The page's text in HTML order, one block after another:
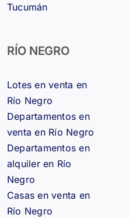
Tucumán
RÍO NEGRO
Lotes en venta en
Río Negro
Departamentos en
venta en Río Negro
Departamentos en
alquiler en Río
Negro
Casas en venta en
Río Negro